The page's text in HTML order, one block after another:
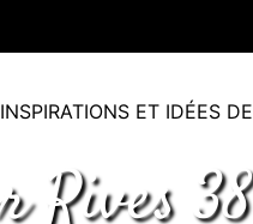
INSPIRATIONS ET IDÉES
Rives